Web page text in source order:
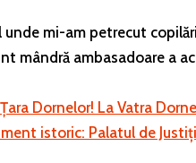
unde mi-am petrecut
mândră ambasadoare a
Dornelor! La Vatra
istoric: Palatul de